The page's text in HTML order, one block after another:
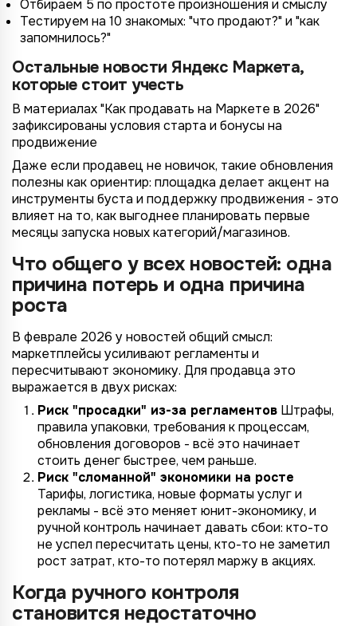
Отбираем 5 по простоте произношения и смыслу
Тестируем на 10 знакомых: "что продают?" и "как
запомнилось?"
Остальные новости Яндекс Маркета,
которые стоит учесть
В материалах "Как продавать на Маркете в 2026"
зафиксированы условия старта и бонусы на
продвижение
Даже если продавец не новичок, такие обновления
полезны как ориентир: площадка делает акцент на
инструменты буста и поддержку продвижения - это
влияет на то, как выгоднее планировать первые
месяцы запуска новых категорий/магазинов.
Что общего у всех новостей: одна
причина потерь и одна причина
роста
В феврале 2026 у новостей общий смысл:
маркетплейсы усиливают регламенты и
пересчитывают экономику. Для продавца это
выражается в двух рисках:
Риск "просадки" из-за регламентов Штрафы,
правила упаковки, требования к процессам,
обновления договоров - всё это начинает
стоить денег быстрее, чем раньше.
Риск "сломанной" экономики на росте
Тарифы, логистика, новые форматы услуг и
рекламы - всё это меняет юнит-экономику, и
ручной контроль начинает давать сбои: кто-то
не успел пересчитать цены, кто-то не заметил
рост затрат, кто-то потерял маржу в акциях.
Когда ручного контроля
становится недостаточно